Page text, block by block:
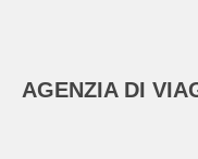
AGENZIA DI